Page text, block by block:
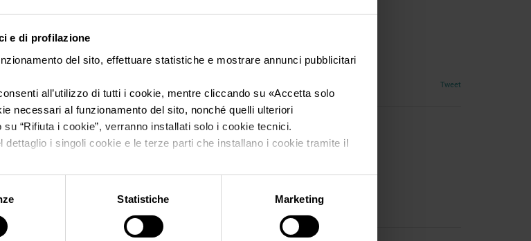
e di profilazione
del sito, effettuare statistiche e mostrare annunci pubblicitari
all’utilizzo di tutti i cookie, mentre cliccando su «Accetta solo
necessari al funzionamento del sito, nonché quelli ulteriori
su “Rifiuta i cookie”, verranno installati solo i cookie tecnici.
dettaglio i singoli cookie e le terze parti che installano i cookie tramite il
Statistiche Marketing
Canina
Canina
Tweet
20/12/2015 - 20/12/2015
https://www.apme.magix.net
expoverona.cinofilo@yahoo.it